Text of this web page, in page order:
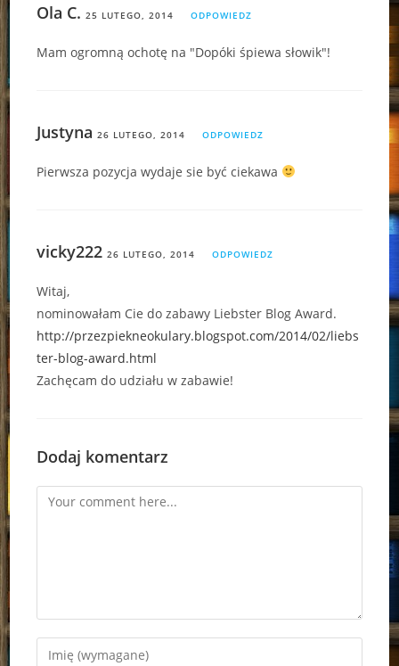
Ola C. 25 LUTEGO, 2014 ODPOWIEDZ
Mam ogromną ochotę na "Dopóki śpiewa słowik"!
Justyna 26 LUTEGO, 2014 ODPOWIEDZ
Pierwsza pozycja wydaje sie być ciekawa
vicky222 26 LUTEGO, 2014 ODPOWIEDZ
Witaj,
nominowałam Cie do zabawy Liebster Blog Award.
http://przezpiekneokulary.blogspot.com/2014/02/liebs
ter-blog-award.html
Zachęcam do udziału w zabawie!
Dodaj komentarz
Comment
Enter